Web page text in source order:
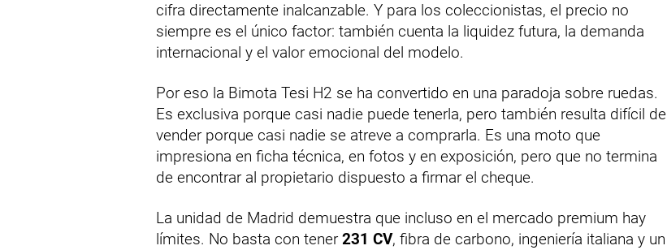
cifra directamente inalcanzable. Y para los coleccionistas, el precio no
siempre es el único factor: también cuenta la liquidez futura, la demanda
internacional y el valor emocional del modelo.
Por eso la Bimota Tesi H2 se ha convertido en una paradoja sobre ruedas.
Es exclusiva porque casi nadie puede tenerla, pero también resulta difícil de
vender porque casi nadie se atreve a comprarla. Es una moto que
impresiona en ficha técnica, en fotos y en exposición, pero que no termina
de encontrar al propietario dispuesto a firmar el cheque.
La unidad de Madrid demuestra que incluso en el mercado premium hay
límites. No basta con tener 231 CV, fibra de carbono, ingeniería italiana y un